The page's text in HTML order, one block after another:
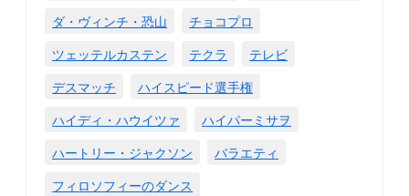
ダ・ヴィンチ・恐山
チョコプロ
ツェッテルカステン
テクラ
テレビ
デスマッチ
ハイスピード選手権
ハイディ・ハウイツァ
ハイパーミサヲ
ハートリー・ジャクソン
バラエティ
フィロソフィーのダンス